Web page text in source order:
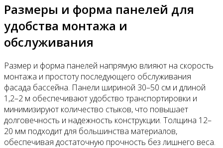
Размеры и форма панелей для
удобства монтажа и
обслуживания
Размер и форма панелей напрямую влияют на скорость
монтажа и простоту последующего обслуживания
фасада бассейна. Панели шириной 30–50 см и длиной
1,2–2 м обеспечивают удобство транспортировки и
минимизируют количество стыков, что повышает
долговечность и надежность конструкции. Толщина 12–
20 мм подходит для большинства материалов,
обеспечивая достаточную прочность без лишнего веса.